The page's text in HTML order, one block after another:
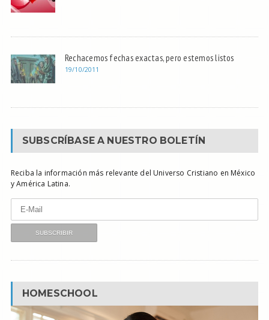
Rechacemos fechas exactas, pero estemos listos
19/10/2011
SUBSCRÍBASE A NUESTRO BOLETÍN
Reciba la información más relevante del Universo Cristiano en México
y América Latina.
HOMESCHOOL